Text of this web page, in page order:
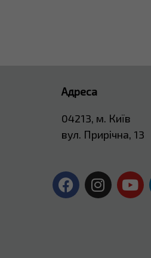
Адреса
04213, м. Київ
вул. Прирічна, 13